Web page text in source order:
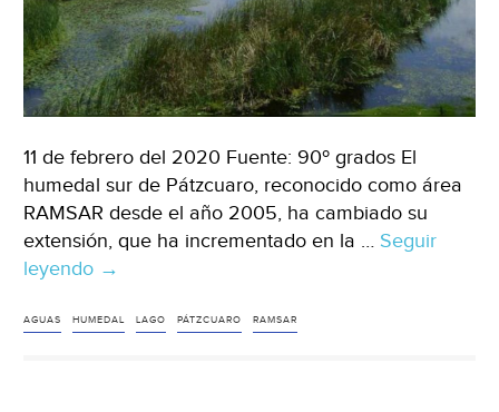
11 de febrero del 2020 Fuente: 90º grados El
humedal sur de Pátzcuaro, reconocido como área
RAMSAR desde el año 2005, ha cambiado su
extensión, que ha incrementado en la … Seguir
leyendo Michoacán:
proteger
→
AGUAS HUMEDAL LAGO PÁTZCUARO RAMSAR